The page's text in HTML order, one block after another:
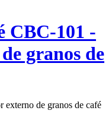
CBC-101 -
granos de
de granos de café